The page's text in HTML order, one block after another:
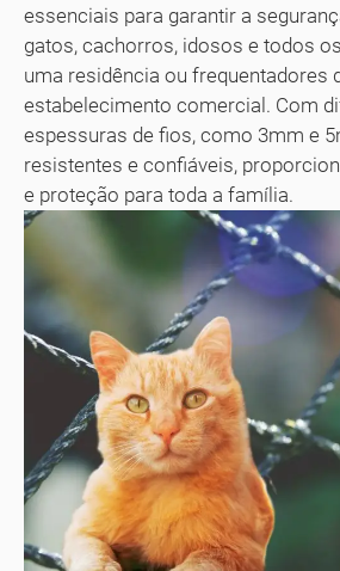
essenciais para garantir a
gatos, cachorros, idosos e todos
uma residência ou frequentadores
estabelecimento comercial. Com
espessuras de fios, como 3mm e
resistentes e confiáveis,
e proteção para toda a família.